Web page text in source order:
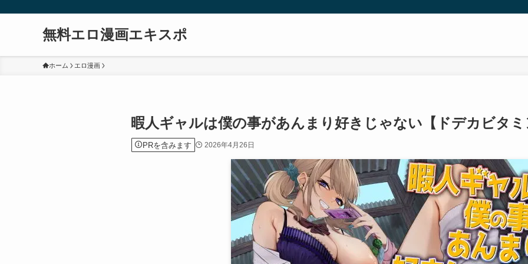
無料エロ漫画エキスポ
ホーム エロ漫画
暇人ギャルは僕の事があんまり好きじゃない【ドデカビタ
PRを含みます 2026年4月26日